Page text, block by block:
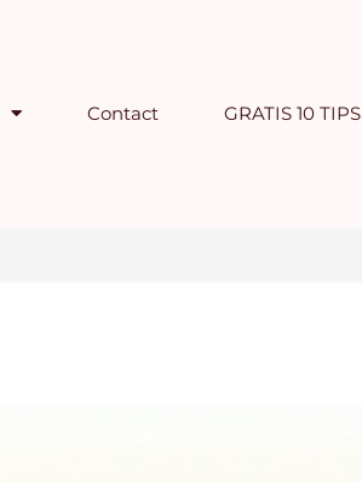
Contact GRATIS 10 TIPS